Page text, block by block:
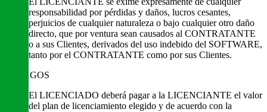
responsabilidad por pérdidas y daños, lucros cesantes,
perjuicios de cualquier naturaleza o bajo cualquier otro daño
directo, que por ventura sean causados al CONTRATANTE
o a sus Clientes, derivados del uso indebido del SOFTWARE,
tanto por el CONTRATANTE como por sus Clientes.
PAGOS
El LICENCIADO deberá pagar a la LICENCIANTE el valor
del plan de licenciamiento elegido y de acuerdo con la